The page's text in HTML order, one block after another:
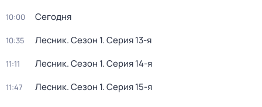
10:00 Сегодня
10:35 Лесник. Сезон 1. Серия 13-я
11:11 Лесник. Сезон 1. Серия 14-я
11:47 Лесник. Сезон 1. Серия 15-я